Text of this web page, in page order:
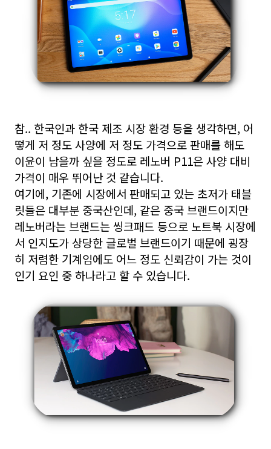
참.. 한국인과 한국 제조 시장 환경 등을 생각하면, 어
떻게 저 정도 사양에 저 정도 가격으로 판매를 해도
이윤이 남을까 싶을 정도로 레노버 P11은 사양 대비
가격이 매우 뛰어난 것 같습니다.
여기에, 기존에 시장에서 판매되고 있는 초저가 태블
릿들은 대부분 중국산인데, 같은 중국 브랜드이지만
레노버라는 브랜드는 씽크패드 등으로 노트북 시장에
서 인지도가 상당한 글로벌 브랜드이기 때문에 굉장
히 저렴한 기계임에도 어느 정도 신뢰감이 가는 것이
인기 요인 중 하나라고 할 수 있습니다.